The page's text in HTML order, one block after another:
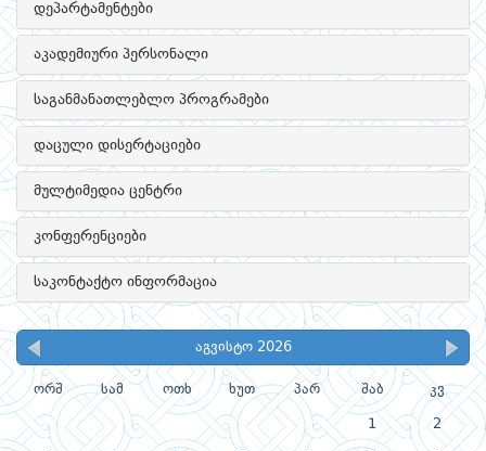
დეპარტამენტები
აკადემიური პერსონალი
საგანმანათლებლო პროგრამები
დაცული დისერტაციები
მულტიმედია ცენტრი
კონფერენციები
საკონტაქტო ინფორმაცია
აგვისტო 2026
ორშ სამ ოთხ ხუთ პარ შაბ კვ
1 2